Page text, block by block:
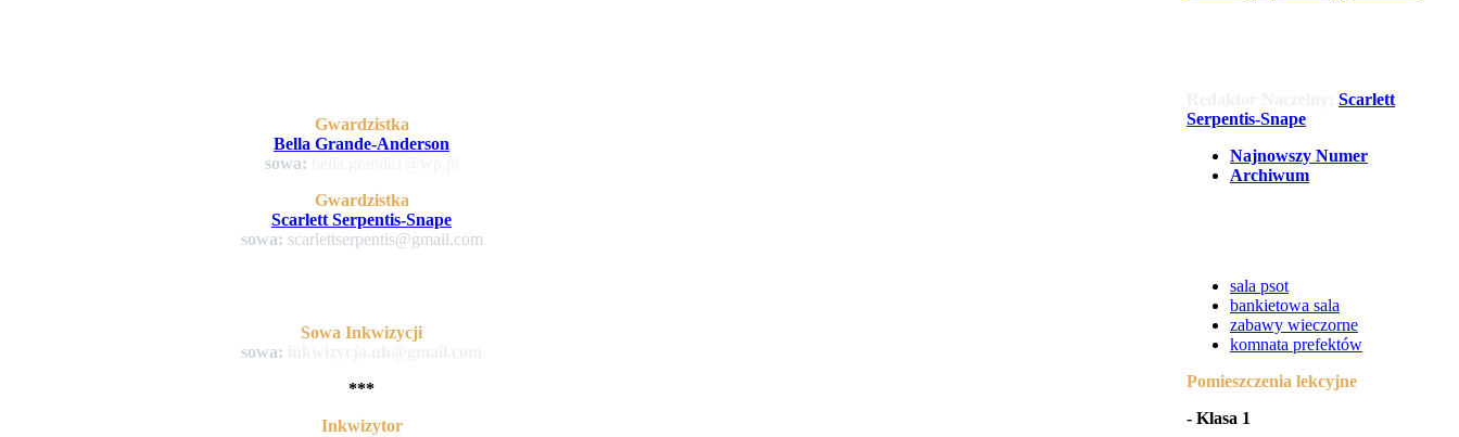
Gwardzistka
Bella Grande-Anderson
sowa:
Gwardzistka
Scarlett Serpentis-Snape
sowa: scarlettserpentis@gmail.com
Sowa Inkwizycji
sowa:
***
Inkwizytor
Scarlett
Serpentis-Snape
Najnowszy Numer
Archiwum
sala psot
bankietowa sala
zabawy wieczorne
komnata prefektów
Pomieszczenia lekcyjne
- Klasa 1